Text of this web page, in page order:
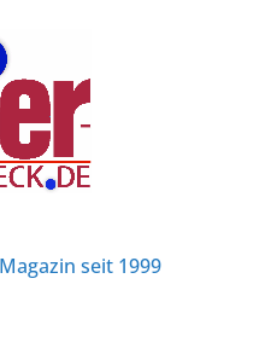
seit 1999